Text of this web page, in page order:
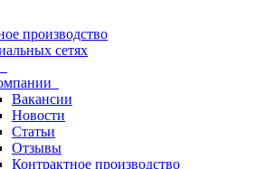
производство
сетях
Вакансии
Новости
Статьи
Отзывы
Контрактное производство